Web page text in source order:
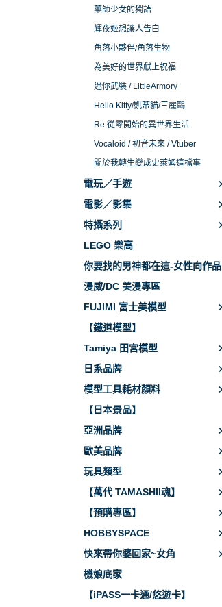
藥師少女的獨語
輝夜姬想讓人告白
角落小夥伴/角落生物
為美好的世界獻上祝福
迷你武裝 / LittleArmory
Hello Kitty/凱蒂貓/三麗鷗
Re:從零開始的異世界生活
Vocaloid / 初音未來 / Vtuber
關於我轉生變成史萊姆這檔事
電玩／手遊
電影／影集
特攝系列
LEGO 樂高
你要找的男神都在這-女性向作品
漫威/DC 美漫專區
FUJIMI 富士美模型
【鐵道模型】
Tamiya 田宮模型
日系品牌
模型工具耗材顏料
【日本景品】
亞洲品牌
歐美品牌
玩具類型
【萬代 TAMASHII魂】
【預購專區】
HOBBYSPACE
快來帶你婆回家~女角
機娘底家
【iPASS一卡通/悠遊卡】